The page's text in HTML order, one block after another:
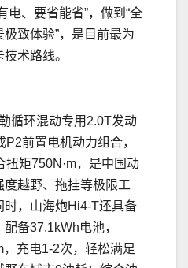
电、要省能省”，做到“全
致体验”，是目前最为
术路线。
循环混动专用2.0T发动
前置电机动力组合，
矩750N·m，是中国动
越野、拖挂等极限工
时，山海炮Hi4-T还具备
备37.1kWh电池，
充电1-2次，轻松满足